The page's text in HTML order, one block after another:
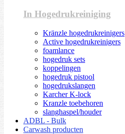
In Hogedrukreiniging
Kränzle hogedrukreinigers
Active hogedrukreinigers
foamlance
hogedruk sets
koppelingen
hogedruk pistool
hogedrukslangen
Karcher K-lock
Kranzle toebehoren
slanghaspel/houder
ADBL - Bulk
Carwash producten